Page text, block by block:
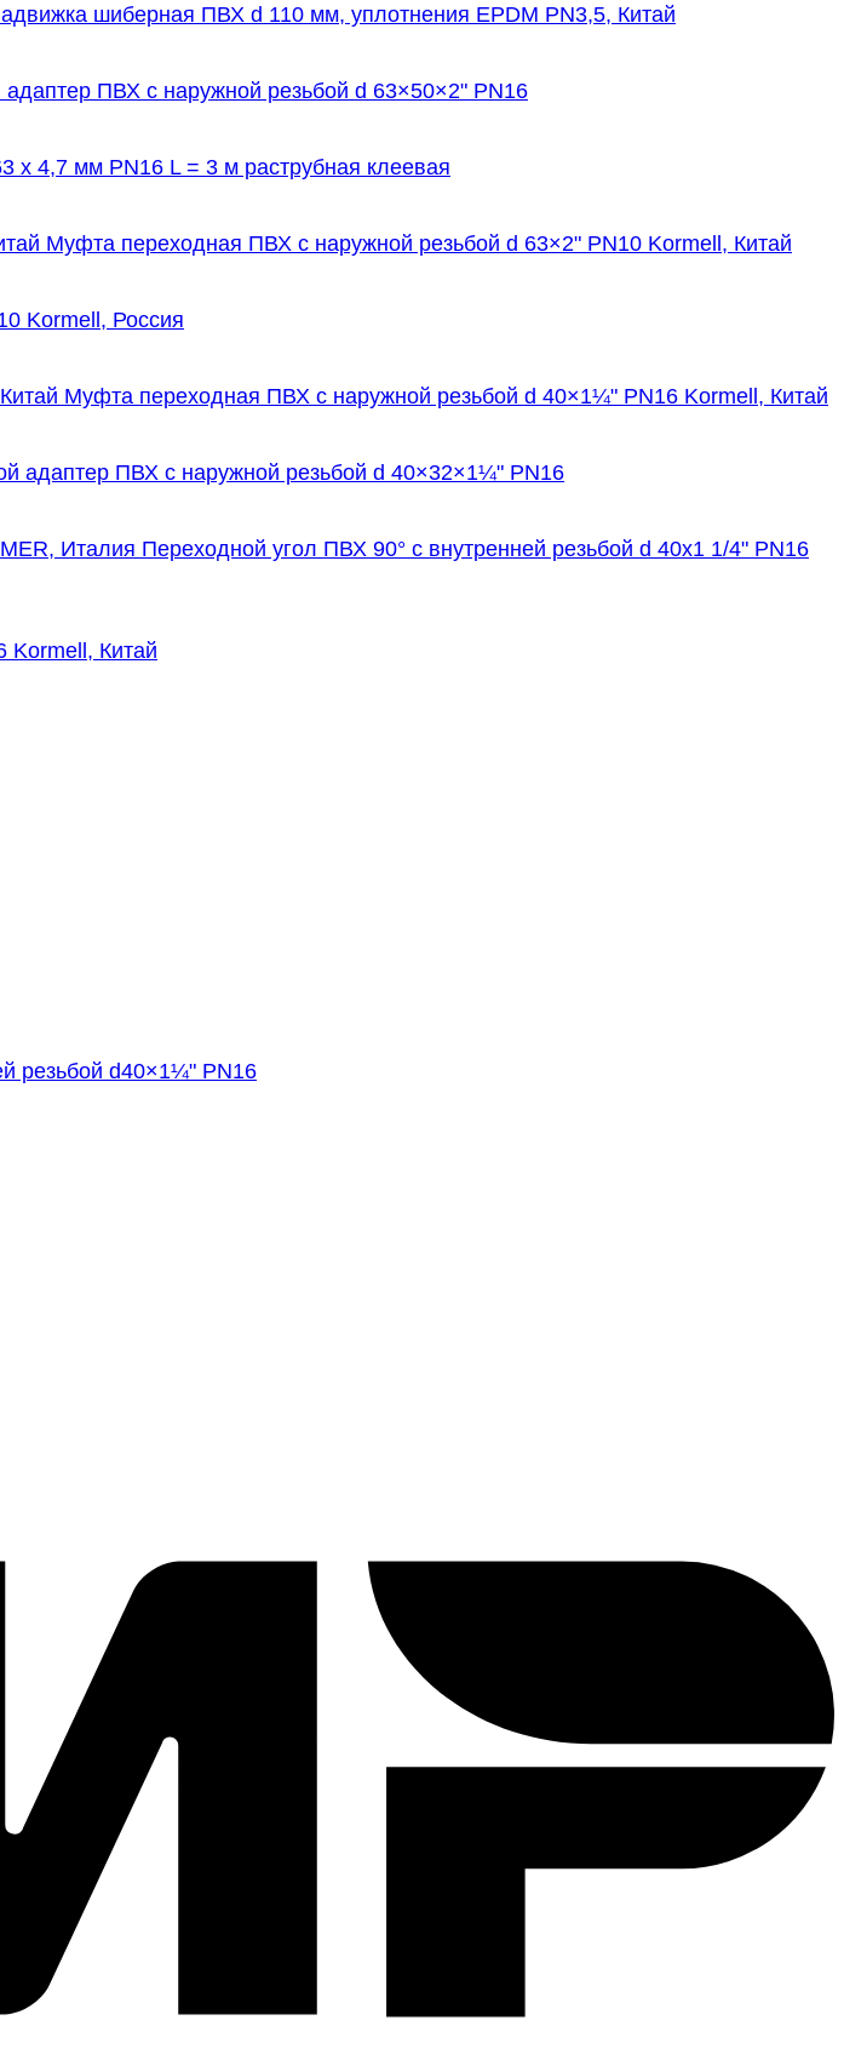
шиберная ПВХ d 110 мм, уплотнения EPDM PN3,5, Китай
ПВХ с наружной резьбой d 63×50×2" PN16
х 4,7 мм PN16 L = 3 м раструбная клеевая
Муфта переходная ПВХ с наружной резьбой d 63×2" PN10 Kormell, Китай
Kormell, Россия
Муфта переходная ПВХ с наружной резьбой d 40×1¼" PN16 Kormell, Китай
адаптер ПВХ с наружной резьбой d 40×32×1¼" PN16
Переходной угол ПВХ 90° с внутренней резьбой d 40х1 1/4" PN16
Kormell, Китай
резьбой d40×1¼" PN16